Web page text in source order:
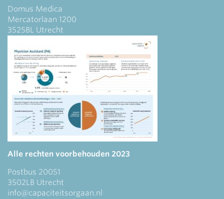
Domus Medica
Mercatorlaan 1200
3525BL Utrecht
Alle rechten voorbehouden 2023
Postbus 20051
3502LB Utrecht
info@capaciteitsorgaan.nl